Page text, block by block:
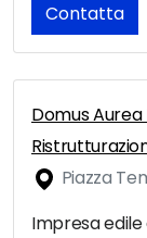
Contatta
Domus
Piazza
Impresa